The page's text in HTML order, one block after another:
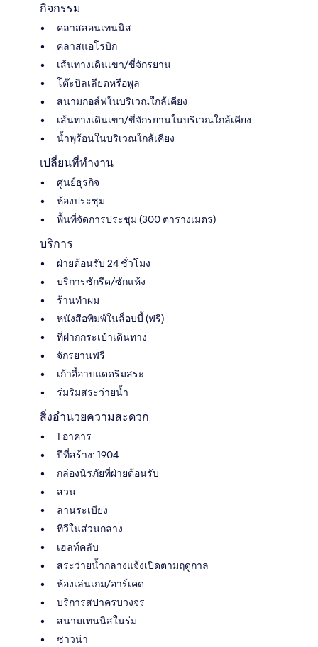
กิจกรรม
คลาสสอนเทนนิส
คลาสแอโรบิก
เส้นทางเดินเขา/ขี่จักรยาน
โต๊ะบิลเลียดหรือพูล
สนามกอล์ฟในบริเวณใกล้เคียง
เส้นทางเดินเขา/ขี่จักรยานในบริเวณใกล้เคียง
น้ำพุร้อนในบริเวณใกล้เคียง
เปลี่ยนที่ทำงาน
ศูนย์ธุรกิจ
ห้องประชุม
พื้นที่จัดการประชุม (300 ตารางเมตร)
บริการ
ฝ่ายต้อนรับ 24 ชั่วโมง
บริการซักรีด/ซักแห้ง
ร้านทำผม
หนังสือพิมพ์ในล็อบบี้ (ฟรี)
ที่ฝากกระเป๋าเดินทาง
จักรยานฟรี
เก้าอี้อาบแดดริมสระ
ร่มริมสระว่ายน้ำ
สิ่งอำนวยความสะดวก
1 อาคาร
ปีที่สร้าง: 1904
กล่องนิรภัยที่ฝ่ายต้อนรับ
สวน
ลานระเบียง
ทีวีในส่วนกลาง
เฮลท์คลับ
สระว่ายน้ำกลางแจ้งเปิดตามฤดูกาล
ห้องเล่นเกม/อาร์เคด
บริการสปาครบวงจร
สนามเทนนิสในร่ม
ซาวน่า